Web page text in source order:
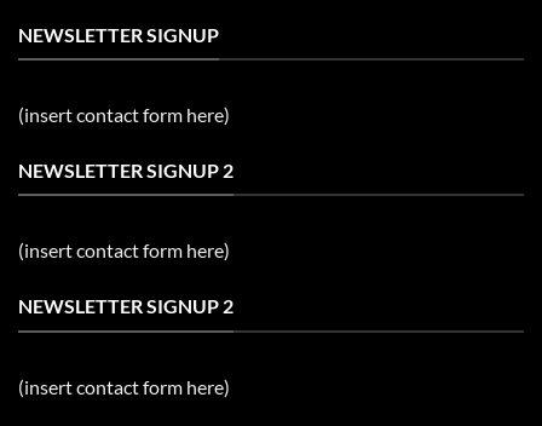
NEWSLETTER SIGNUP
(insert contact form here)
NEWSLETTER SIGNUP 2
(insert contact form here)
NEWSLETTER SIGNUP 2
(insert contact form here)